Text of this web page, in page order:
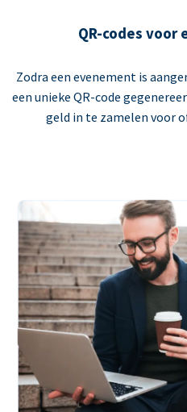
QR-codes voor
Zodra een evenement is
een unieke QR-code
geld in te zamelen voor